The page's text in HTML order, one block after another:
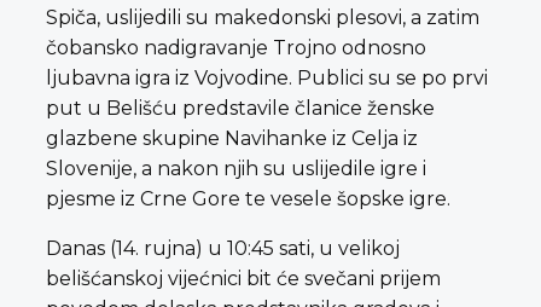
Spiča, uslijedili su makedonski plesovi, a zatim
čobansko nadigravanje Trojno odnosno
ljubavna igra iz Vojvodine. Publici su se po prvi
put u Belišću predstavile članice ženske
glazbene skupine Navihanke iz Celja iz
Slovenije, a nakon njih su uslijedile igre i
pjesme iz Crne Gore te vesele šopske igre.
Danas (14. rujna) u 10:45 sati, u velikoj
belišćanskoj vijećnici bit će svečani prijem